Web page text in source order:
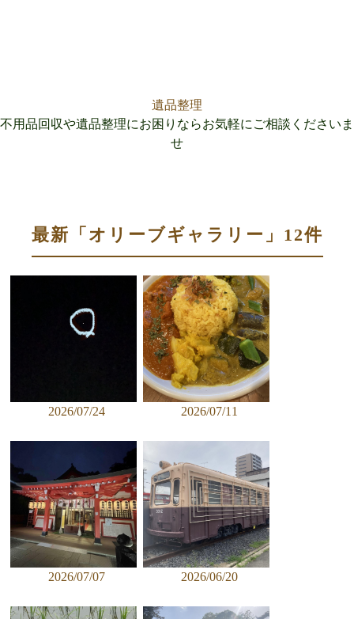
遺品整理
不用品回収や遺品整理にお困りならお気軽にご相談くださいま
せ
最新「オリーブギャラリー」12件
2026/07/24 2026/07/11
2026/07/07 2026/06/20